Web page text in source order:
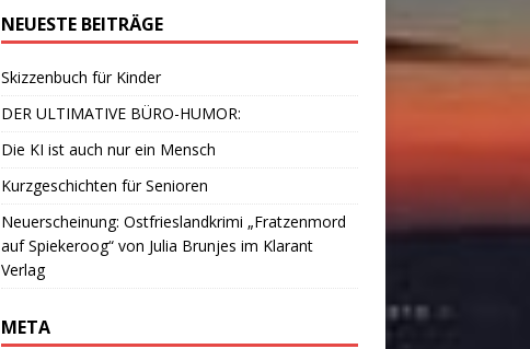
NEUESTE BEITRÄGE
Skizzenbuch für Kinder
DER ULTIMATIVE BÜRO-HUMOR:
Die KI ist auch nur ein Mensch
Kurzgeschichten für Senioren
Neuerscheinung: Ostfrieslandkrimi „Fratzenmord
auf Spiekeroog“ von Julia Brunjes im Klarant
Verlag
META